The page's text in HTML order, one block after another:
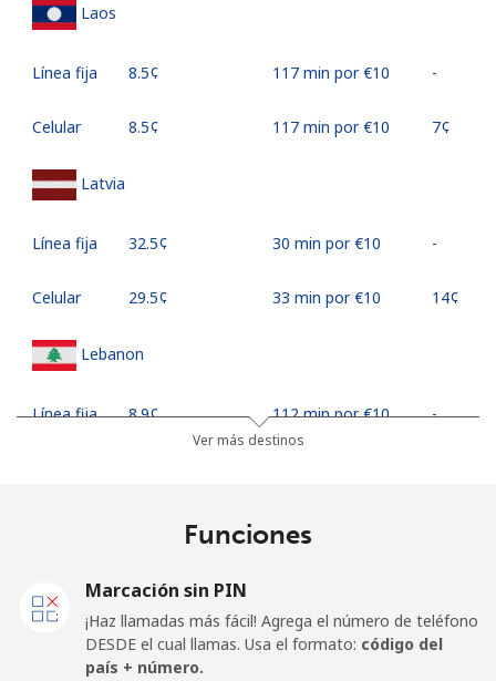
Laos
Línea fija ⁦8.5¢⁩ 117 min por ⁦€10⁩ -
Celular ⁦8.5¢⁩ 117 min por ⁦€10⁩ ⁦7¢⁩
Latvia
Línea fija ⁦32.5¢⁩ 30 min por ⁦€10⁩ -
Celular ⁦29.5¢⁩ 33 min por ⁦€10⁩ ⁦14¢⁩
Lebanon
Línea fija ⁦8.9¢⁩ 112 min por ⁦€10⁩ -
Línea fija ⁦43.5¢⁩
⁦42.9¢⁩ 23 min por ⁦€10⁩ ⁦7¢⁩
Ver más destinos
Funciones
Marcación sin PIN
¡Haz llamadas más fácil! Agrega el número de teléfono
DESDE el cual llamas. Usa el formato: código del
país + número.